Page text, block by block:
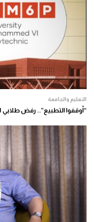
التعليم والجامعة
“أوقفوا التطبيع”.. رفض